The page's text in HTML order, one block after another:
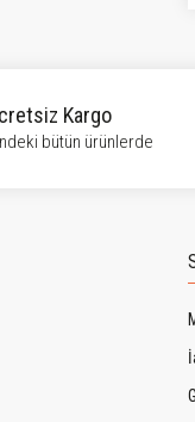
Kargo
bütün ürünlerde